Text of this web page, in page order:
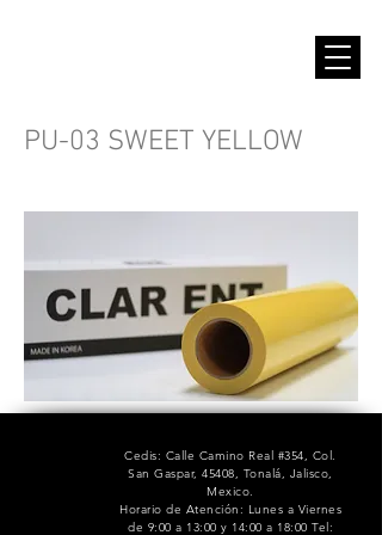
PU-03 SWEET YELLOW
Cedis: Calle Camino Real #354, Col.
San Gaspar, 45408, Tonalá, Jalisco,
Mexico.
Horario de Atención: Lunes a Viernes
de 9:00 a 13:00 y 14:00 a 18:00 Tel: